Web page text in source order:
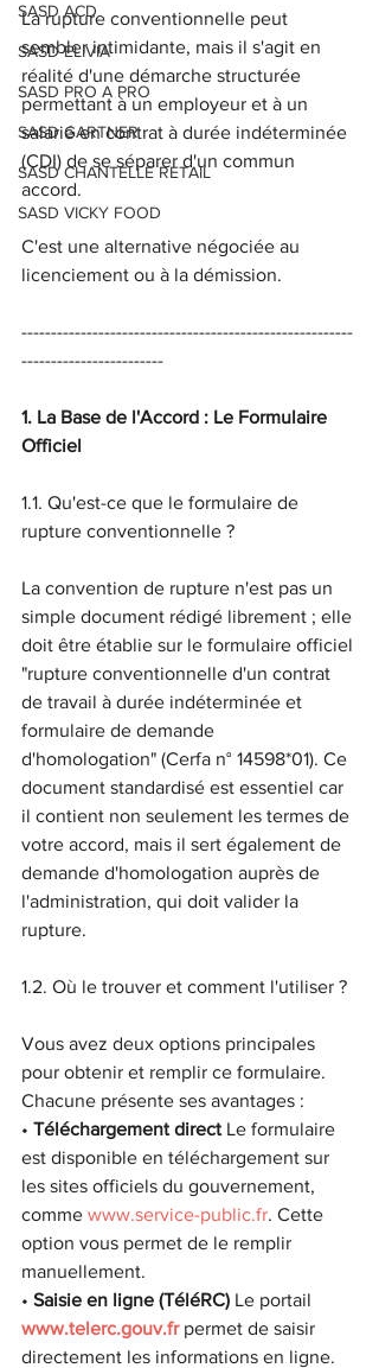
SASD ACD
SASD ELIVIA
SASD PRO A PRO
SASD GARTNER
SASD CHANTELLE RETAIL
SASD VICKY FOOD
La rupture conventionnelle peut
sembler intimidante, mais il s'agit en
réalité d'une démarche structurée
permettant à un employeur et à un
salarié en contrat à durée indéterminée
(CDI) de se séparer d'un commun
accord.
C'est une alternative négociée au
licenciement ou à la démission.
--------------------------------------------------------
------------------------
1. La Base de l'Accord : Le Formulaire
Officiel
1.1. Qu'est-ce que le formulaire de
rupture conventionnelle ?
La convention de rupture n'est pas un
simple document rédigé librement ; elle
doit être établie sur le formulaire officiel
"rupture conventionnelle d'un contrat
de travail à durée indéterminée et
formulaire de demande
d'homologation" (Cerfa n° 14598*01). Ce
document standardisé est essentiel car
il contient non seulement les termes de
votre accord, mais il sert également de
demande d'homologation auprès de
l'administration, qui doit valider la
rupture.
1.2. Où le trouver et comment l'utiliser ?
Vous avez deux options principales
pour obtenir et remplir ce formulaire.
Chacune présente ses avantages :
• Téléchargement direct Le formulaire
est disponible en téléchargement sur
les sites officiels du gouvernement,
comme www.service-public.fr. Cette
option vous permet de le remplir
manuellement.
• Saisie en ligne (TéléRC) Le portail
www.telerc.gouv.fr permet de saisir
directement les informations en ligne.